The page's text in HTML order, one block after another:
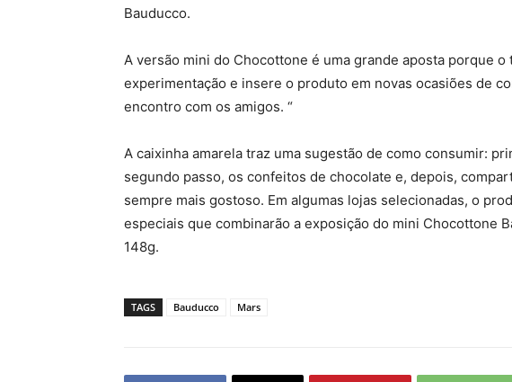
Bauducco.
A versão mini do Chocottone é uma grande aposta porque o
experimentação e insere o produto em novas ocasiões de
encontro com os amigos. “
A caixinha amarela traz uma sugestão de como consumir:
segundo passo, os confeitos de chocolate e, depois,
sempre mais gostoso. Em algumas lojas selecionadas, o
especiais que combinarão a exposição do mini Chocottone
148g.
TAGS Bauducco Mars